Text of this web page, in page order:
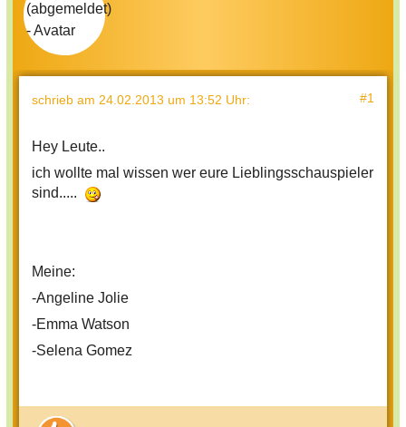
schrieb am 24.02.2013 um 13:52 Uhr: #1
Hey Leute..
ich wollte mal wissen wer eure Lieblingsschauspieler
sind.....
Meine:
-Angeline Jolie
-Emma Watson
-Selena Gomez